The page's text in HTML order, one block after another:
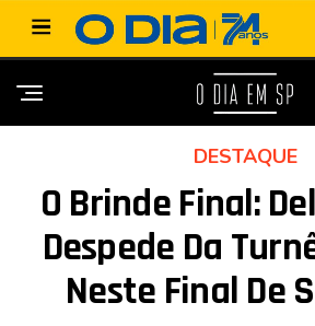
DESTAQUE
O Brinde Final:
Despede Da
Neste Final De